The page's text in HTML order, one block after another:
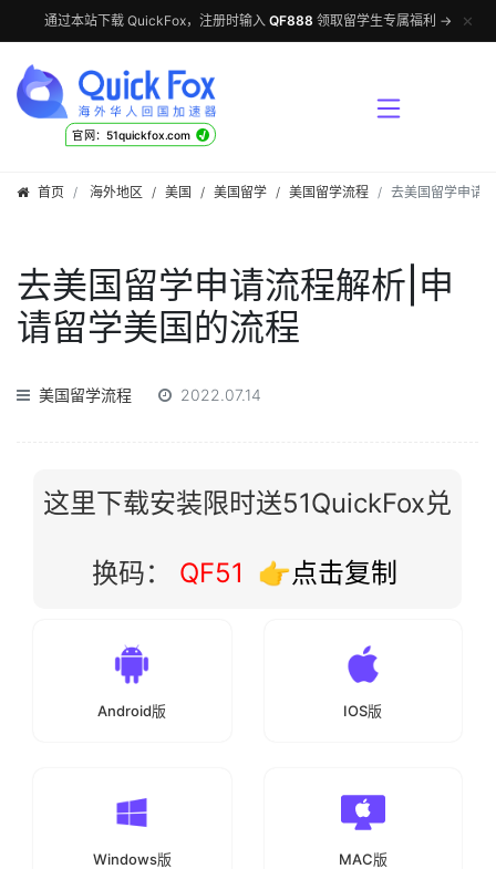
通过本站下载 QuickFox，注册时输入 QF888 领取留学生专属福利 → ✕
官网：51quickfox.com √
首页 海外地区 / 美国 / 美国留学 / 美国留学流程 去美国留学申请
去美国留学申请流程解析|申
请留学美国的流程
美国留学流程 2022.07.14
这里下载安装限时送51QuickFox兑
换码： QF51 👉点击复制
Android版 IOS版
Windows版 MAC版